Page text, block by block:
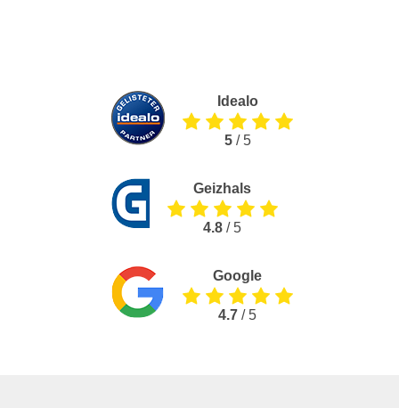
Idealo
5/ 5
Geizhals
4.8 / 5
Google
4.7 / 5